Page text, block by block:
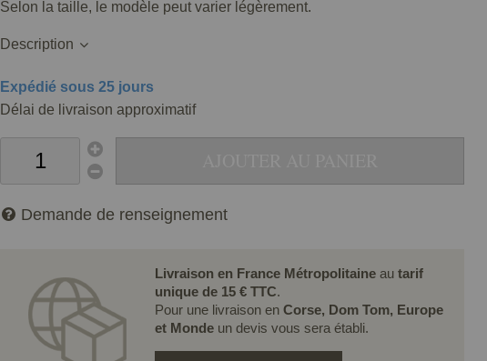
Selon la taille, le modèle peut varier légèrement.
Description
Expédié sous 25 jours
Délai de livraison approximatif
Demande de renseignement
Livraison en France Métropolitaineau tarif
unique de 15 € TTC.
Pour une livraison en Corse, Dom Tom, Europe
et Monde un devis vous sera établi.